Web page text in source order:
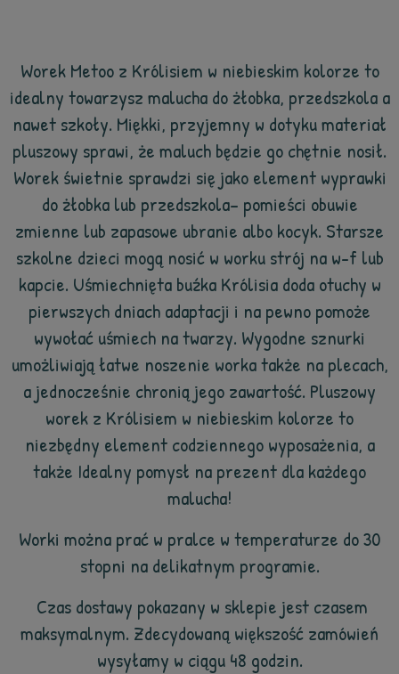
Worek Metoo z Królisiem w niebieskim kolorze to
idealny towarzysz malucha do żłobka, przedszkola a
nawet szkoły. Miękki, przyjemny w dotyku materiał
pluszowy sprawi, że maluch będzie go chętnie nosił.
Worek świetnie sprawdzi się jako element wyprawki
do żłobka lub przedszkola– pomieści obuwie
zmienne lub zapasowe ubranie albo kocyk. Starsze
szkolne dzieci mogą nosić w worku strój na w-f lub
kapcie. Uśmiechnięta buźka Królisia doda otuchy w
pierwszych dniach adaptacji i na pewno pomoże
wywołać uśmiech na twarzy. Wygodne sznurki
umożliwiają łatwe noszenie worka także na plecach,
a jednocześnie chronią jego zawartość. Pluszowy
worek z Królisiem w niebieskim kolorze to
niezbędny element codziennego wyposażenia, a
także Idealny pomysł na prezent dla każdego
malucha!
Worki można prać w pralce w temperaturze do 30
stopni na delikatnym programie.
Czas dostawy pokazany w sklepie jest czasem
maksymalnym. Zdecydowaną większość zamówień
wysyłamy w ciągu 48 godzin.